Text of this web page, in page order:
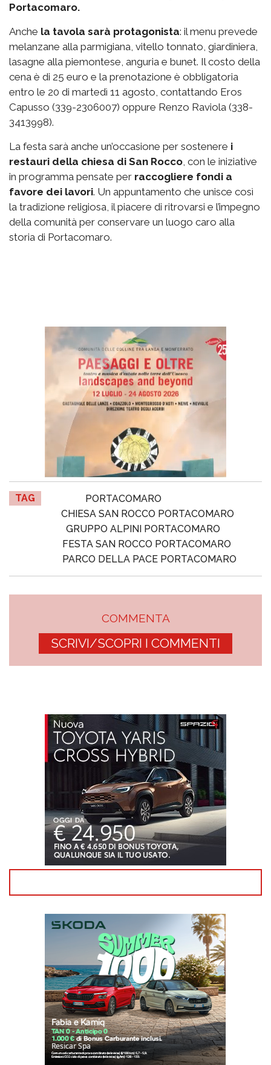
Portacomaro.
Anche la tavola sarà protagonista: il menu prevede
melanzane alla parmigiana, vitello tonnato, giardiniera,
lasagne alla piemontese, anguria e bunet. Il costo della
cena è di 25 euro e la prenotazione è obbligatoria
entro le 20 di martedì 11 agosto, contattando Eros
Capusso (339-2306007) oppure Renzo Raviola (338-
3413998).
La festa sarà anche un’occasione per sostenere i
restauri della chiesa di San Rocco , con le iniziative
in programma pensate per raccogliere fondi a
favore dei lavori. Un appuntamento che unisce così
la tradizione religiosa, il piacere di ritrovarsi e l’impegno
della comunità per conservare un luogo caro alla
storia di Portacomaro.
TAG
PORTACOMARO
CHIESA SAN ROCCO PORTACOMARO
GRUPPO ALPINI PORTACOMARO
FESTA SAN ROCCO PORTACOMARO
PARCO DELLA PACE PORTACOMARO
COMMENTA
SCRIVI/SCOPRI I COMMENTI